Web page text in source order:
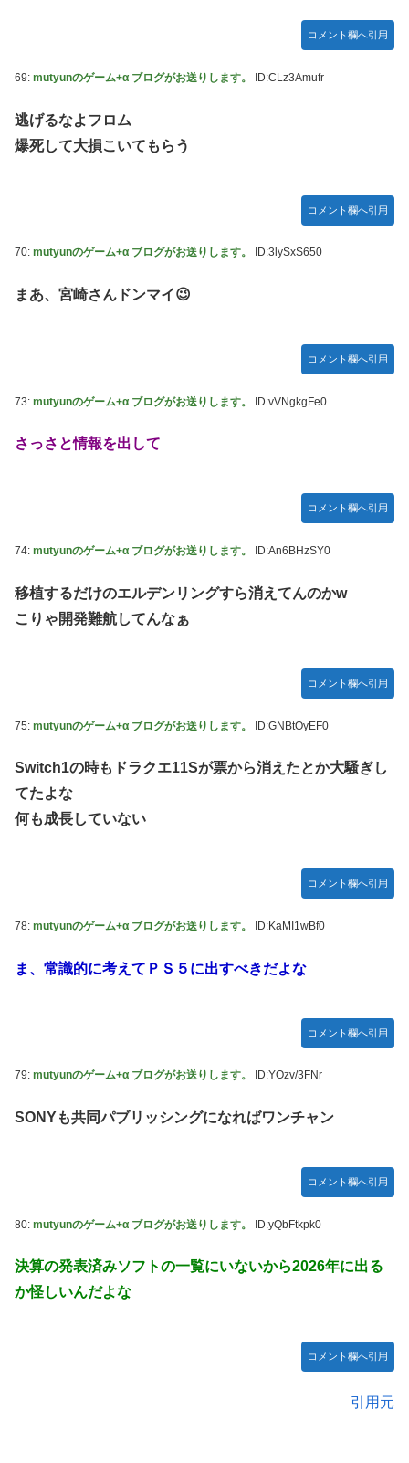
コメント欄へ引用
69: mutyunのゲーム+α ブログがお送りします。 ID:CLz3Amufr
逃げるなよフロム
爆死して大損こいてもらう
コメント欄へ引用
70: mutyunのゲーム+α ブログがお送りします。 ID:3lySxS650
まあ、宮崎さんドンマイ😉
コメント欄へ引用
73: mutyunのゲーム+α ブログがお送りします。 ID:vVNgkgFe0
さっさと情報を出して
コメント欄へ引用
74: mutyunのゲーム+α ブログがお送りします。 ID:An6BHzSY0
移植するだけのエルデンリングすら消えてんのかw
こりゃ開発難航してんなぁ
コメント欄へ引用
75: mutyunのゲーム+α ブログがお送りします。 ID:GNBtOyEF0
Switch1の時もドラクエ11Sが票から消えたとか大騒ぎし
てたよな
何も成長していない
コメント欄へ引用
78: mutyunのゲーム+α ブログがお送りします。 ID:KaMI1wBf0
ま、常識的に考えてＰＳ５に出すべきだよな
コメント欄へ引用
79: mutyunのゲーム+α ブログがお送りします。 ID:YOzv/3FNr
SONYも共同パブリッシングになればワンチャン
コメント欄へ引用
80: mutyunのゲーム+α ブログがお送りします。 ID:yQbFtkpk0
決算の発表済みソフトの一覧にいないから2026年に出る
か怪しいんだよな
コメント欄へ引用
引用元